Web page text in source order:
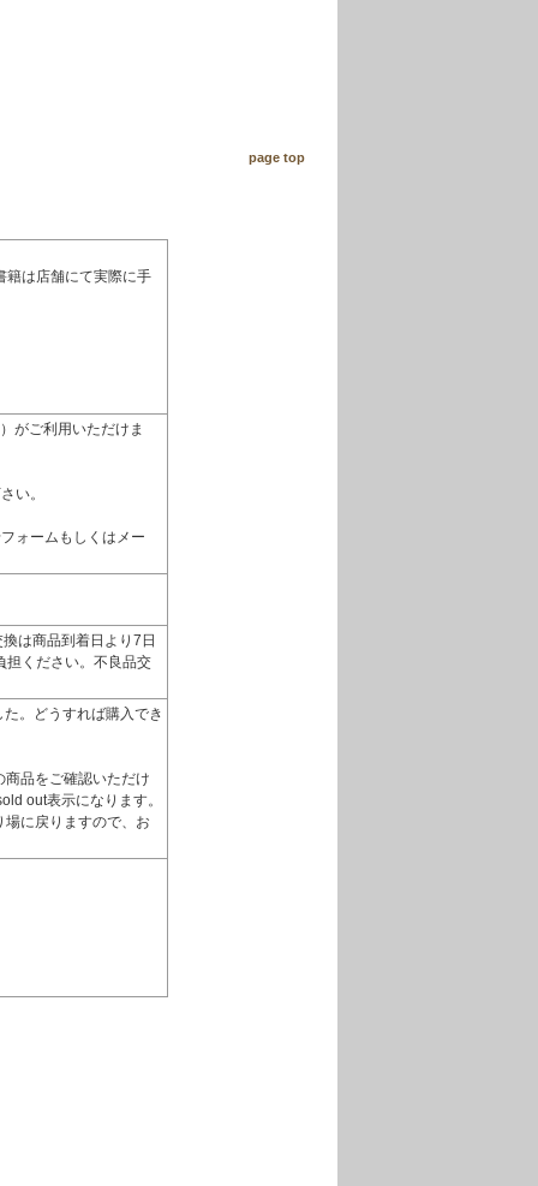
page top
籍は店舗にて実際に手
がご利用いただけま
い。
ォームもしくはメー
は商品到着日より7日
担ください。不良品交
。どうすれば購入でき
品をご確認いただけ
out表示になります。
に戻りますので、お